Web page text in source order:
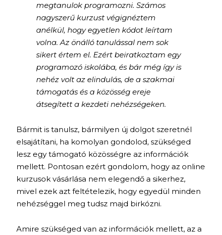
megtanulok programozni. Számos
nagyszerű kurzust végignéztem
anélkül, hogy egyetlen kódot leírtam
volna. Az önálló tanulással nem sok
sikert értem el. Ezért beiratkoztam egy
programozó iskolába, és bár még így is
nehéz volt az elindulás, de a szakmai
támogatás és a közösség ereje
átsegített a kezdeti nehézségeken.
Bármit is tanulsz, bármilyen új dolgot szeretnél
elsajátítani, ha komolyan gondolod, szükséged
lesz egy támogató közösségre az információk
mellett. Pontosan ezért gondolom, hogy az online
kurzusok vásárlása nem elegendő a sikerhez,
mivel ezek azt feltételezik, hogy egyedül minden
nehézséggel meg tudsz majd birkózni.
Amire szükséged van az információk mellett, az a